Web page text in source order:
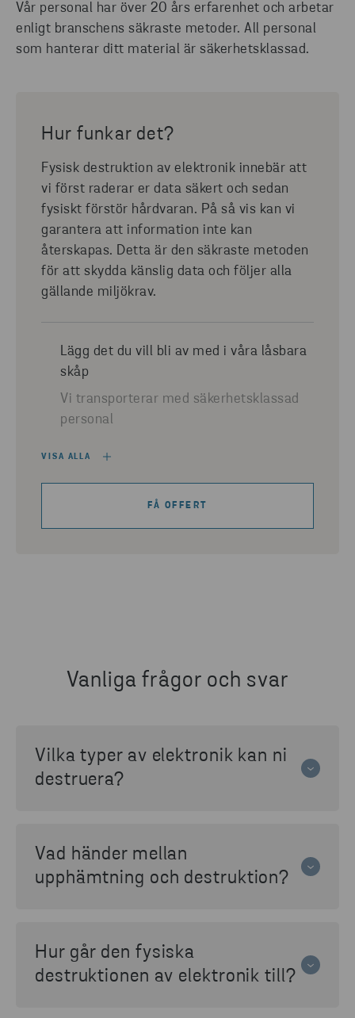
Vår personal har över 20 års erfarenhet och arbetar
enligt branschens säkraste metoder. All personal
som hanterar ditt material är säkerhetsklassad.
Hur funkar det?
Fysisk destruktion av elektronik innebär att
vi först raderar er data säkert och sedan
fysiskt förstör hårdvaran. På så vis kan vi
garantera att information inte kan
återskapas. Detta är den säkraste metoden
för att skydda känslig data och följer alla
gällande miljökrav.
Lägg det du vill bli av med i våra låsbara
skåp
Vi transporterar med säkerhetsklassad
personal
VISA ALLA
FÅ OFFERT
Vanliga frågor och svar
Vilka typer av elektronik kan ni
destruera?
exempel hårddiskar, SSD, datorer, servrar,
mobiltelefoner, surfplattor, USB-minnen och
Vad händer mellan
upphämtning och destruktion?
anläggning. Under hela processen hanteras
materialet enligt fastställda säkerhetsrutiner
Hur går den fysiska
destruktionen av elektronik till?